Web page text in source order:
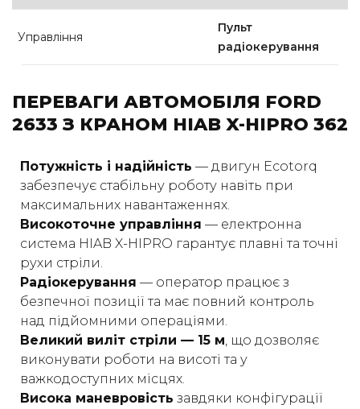
Управління
Пульт
радіокерування
ПЕРЕВАГИ АВТОМОБІЛЯ FORD
2633 З КРАНОМ HIAB X-HIPRO 362
Потужність і надійність — двигун Ecotorq
забезпечує стабільну роботу навіть при
максимальних навантаженнях.
Високоточне управління — електронна
система HIAB X-HIPRO гарантує плавні та точні
рухи стріли.
Радіокерування — оператор працює з
безпечної позиції та має повний контроль
над підйомними операціями.
Великий виліт стріли — 15 м, що дозволяє
виконувати роботи на висоті та у
важкодоступних місцях.
Висока маневровість завдяки конфігурації